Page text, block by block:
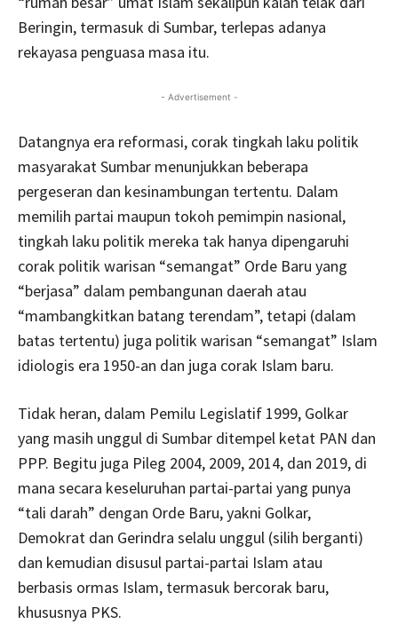
Beringin, termasuk di Sumbar, terlepas adanya
rekayasa penguasa masa itu.
- Advertisement -
Datangnya era reformasi, corak tingkah laku politik
masyarakat Sumbar menunjukkan beberapa
pergeseran dan kesinambungan tertentu. Dalam
memilih partai maupun tokoh pemimpin nasional,
tingkah laku politik mereka tak hanya dipengaruhi
corak politik warisan “semangat” Orde Baru yang
“berjasa” dalam pembangunan daerah atau
“mambangkitkan batang terendam”, tetapi (dalam
batas tertentu) juga politik warisan “semangat” Islam
idiologis era 1950-an dan juga corak Islam baru.
Tidak heran, dalam Pemilu Legislatif 1999, Golkar
yang masih unggul di Sumbar ditempel ketat PAN dan
PPP. Begitu juga Pileg 2004, 2009, 2014, dan 2019, di
mana secara keseluruhan partai-partai yang punya
“tali darah” dengan Orde Baru, yakni Golkar,
Demokrat dan Gerindra selalu unggul (silih berganti)
dan kemudian disusul partai-partai Islam atau
berbasis ormas Islam, termasuk bercorak baru,
khususnya PKS.